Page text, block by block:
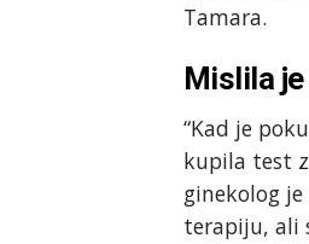
Tamara.
Mislila
“Kad je
kupila test
ginekolog
terapiju, ali